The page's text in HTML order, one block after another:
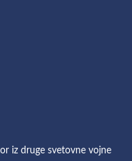
iz druge svetovne vojne